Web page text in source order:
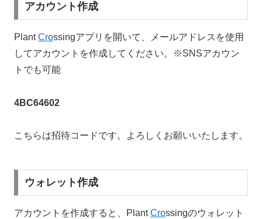
アカウント作成
PlantCrossingアプリを開いて、メールアドレスを使用
してアカウントを作成してください。※SNSアカウン
トでも可能
4BC64602
こちらは招待コードです。よろしくお願いいたします。
ウォレット作成
アカウントを作成すると、PlantCrossingのウォレット